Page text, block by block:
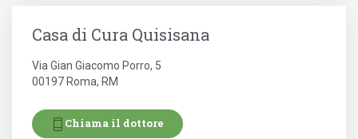
Casa di Cura Quisisana
Via Gian Giacomo Porro, 5
00197 Roma, RM
Chiama il dottore